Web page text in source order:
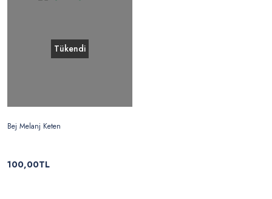
Tükendi
Bej Melanj Keten
100,00TL